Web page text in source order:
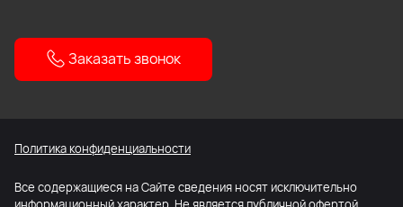
Заказать звонок
Политика конфиденциальности
Все содержащиеся на Сайте сведения носят исключительно